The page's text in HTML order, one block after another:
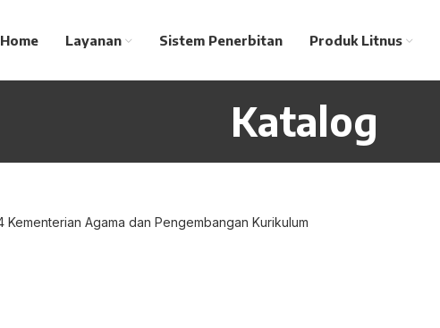
Home Layanan Sistem Penerbitan Produk Litnus
Katalog